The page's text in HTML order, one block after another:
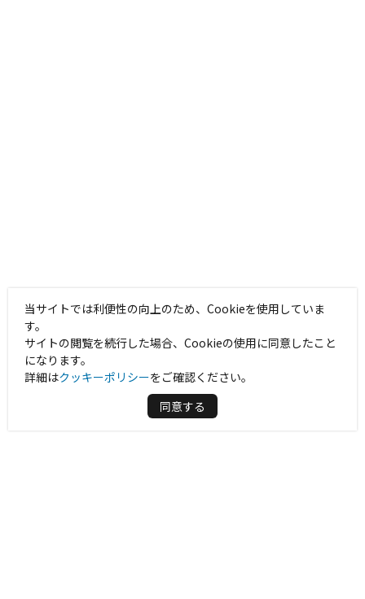
当サイトでは利便性の向上のため、Cookieを使用していま
す。
サイトの閲覧を続行した場合、Cookieの使用に同意したこと
になります。
詳細はクッキーポリシーをご確認ください。
同意する